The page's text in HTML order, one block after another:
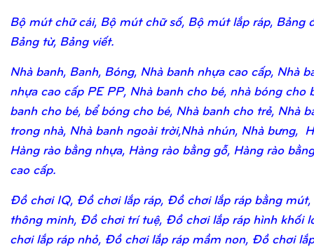
Bộ mút chữ cái, Bộ mút chữ số, Bộ mút lắp ráp, Bảng
Bảng từ, Bảng viết.
Nhà banh, Banh, Bóng, Nhà banh nhựa cao cấp, Nhà
nhựa cao cấp PE PP, Nhà banh cho bé, nhà bóng cho
banh cho bé, bể bóng cho bé, Nhà banh cho trẻ, Nhà
trong nhà, Nhà banh ngoài trời,Nhà nhún, Nhà bưng,
Hàng rào bằng nhựa, Hàng rào bằng gỗ, Hàng rào
cao cấp.
Đồ chơi IQ, Đồ chơi lắp ráp, Đồ chơi lắp ráp bằng
thông minh, Đồ chơi trí tuệ, Đồ chơi lắp ráp hình khối
chơi lắp ráp nhỏ, Đồ chơi lắp ráp mầm non, Đồ chơi